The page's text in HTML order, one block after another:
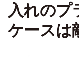
入れのプ
ケースは